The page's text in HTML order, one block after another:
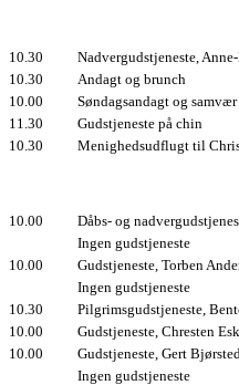
10.30
Nadvergudstjeneste,
10.30
Andagt og brunch
10.00
Søndagsandagt og samvær
11.30
Gudstjeneste på chin
10.30 Menighedsudflugt til
10.00
Dåbs- og
Ingen gudstjeneste
10.00
Gudstjeneste, Torben
Ingen gudstjeneste
10.30
Pilgrimsgudstjeneste,
10.00
Gudstjeneste, Chresten
10.00
Gudstjeneste, Gert
Ingen gudstjeneste